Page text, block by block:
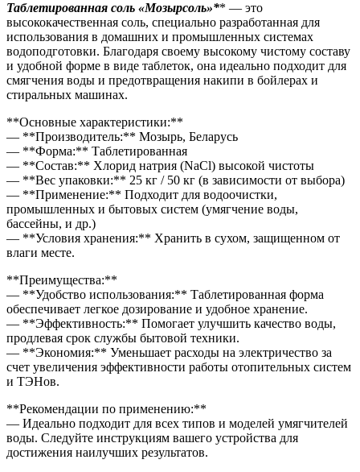
Таблетированная соль «Мозырсоль»** — это
высококачественная соль, специально разработанная для
использования в домашних и промышленных системах
водоподготовки. Благодаря своему высокому чистому составу
и удобной форме в виде таблеток, она идеально подходит для
смягчения воды и предотвращения накипи в бойлерах и
стиральных машинах.
**Основные характеристики:**
— **Производитель:** Мозырь, Беларусь
— **Форма:** Таблетированная
— **Состав:** Хлорид натрия (NaCl) высокой чистоты
— **Вес упаковки:** 25 кг / 50 кг (в зависимости от выбора)
— **Применение:** Подходит для водоочистки,
промышленных и бытовых систем (умягчение воды,
бассейны, и др.)
— **Условия хранения:** Хранить в сухом, защищенном от
влаги месте.
**Преимущества:**
— **Удобство использования:** Таблетированная форма
обеспечивает легкое дозирование и удобное хранение.
— **Эффективность:** Помогает улучшить качество воды,
продлевая срок службы бытовой техники.
— **Экономия:** Уменьшает расходы на электричество за
счет увеличения эффективности работы отопительных систем
и ТЭНов.
**Рекомендации по применению:**
— Идеально подходит для всех типов и моделей умягчителей
воды. Следуйте инструкциям вашего устройства для
достижения наилучших результатов.